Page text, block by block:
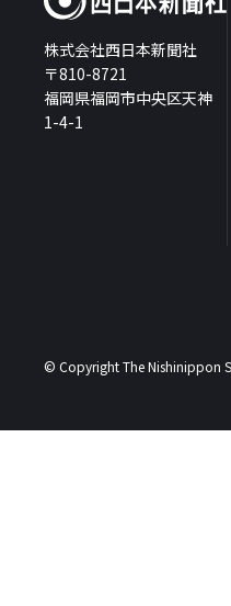
株式会社西日本新聞社
〒810-8721
福岡県福岡市中央区天神
1-4-1
© Copyright The Nishinippon